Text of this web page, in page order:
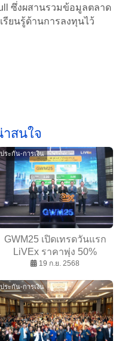
ซึ่งผสานรวมข้อมูลตลาด
ยนรู้ด้านการลงทุนไว้
สนใจ
ประกัน-การเงิน
GWM25 เปิดเทรดวันแรก
LiVEx ราคาพุ่ง 50%
สะท้อนความเชื่อมั่นนัก
mai
19 ก.ย. 2568
ประกัน-การเงิน